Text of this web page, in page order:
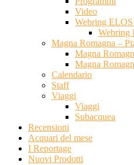
Video
Webring ELOS
Webring
Magna Romagna –
Magna
Magna
Calendario
Staff
Viaggi
Viaggi
Subacquea
Recensioni
Acquari del mese
I Reportage
Nuovi Prodotti